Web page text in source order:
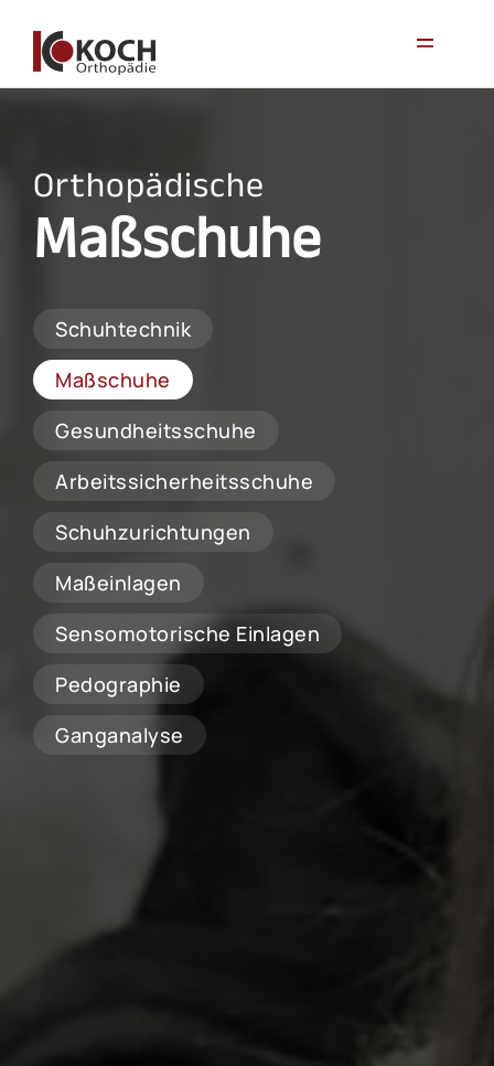
Schuhtechnik
Maßschuhe
Gesundheitsschuhe
Arbeitssicherheitsschuhe
Schuhzurichtungen
Maßeinlagen
Sensomotorische Einlagen
Pedographie
Ganganalyse
Orthopädische
Maßschuhe